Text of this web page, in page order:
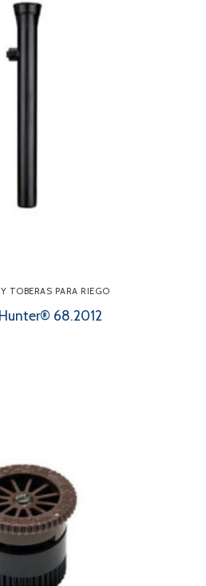
TOBERAS PARA RIEGO
68.2012